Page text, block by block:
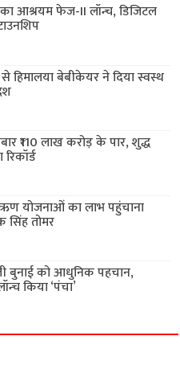
आश्रयम फेज-II लॉन्च, डिजिटल
हिमालया बेबीकेयर ने दिया स्वस्थ
₹110 लाख करोड़ के पार, शुद्ध
ऋण योजनाओं का लाभ पहुंचाना
सिंह तोमर
बुनाई को आधुनिक पहचान,
किया ‘पंचा’